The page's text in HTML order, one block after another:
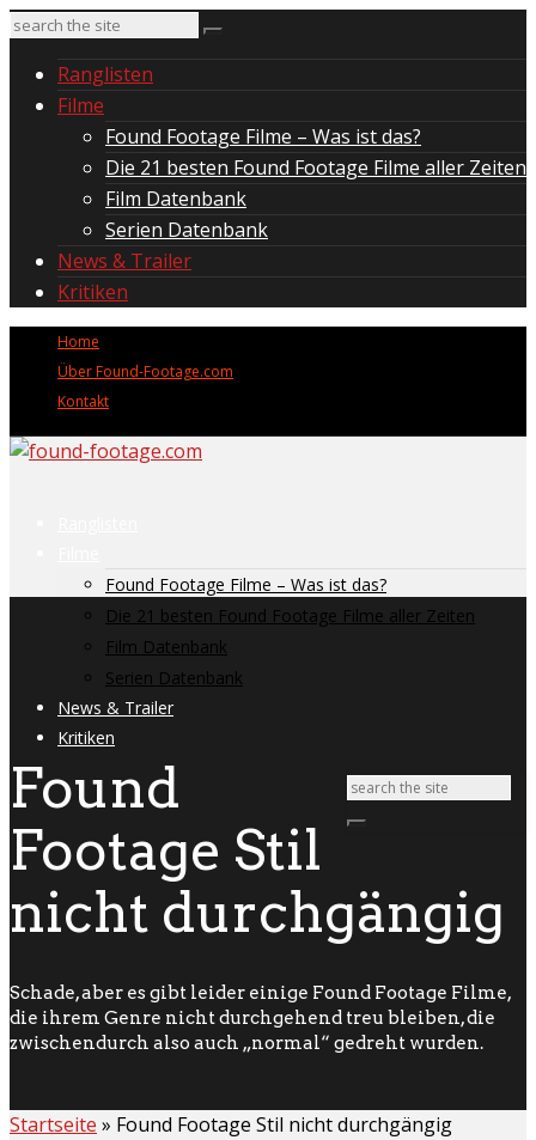
Ranglisten
Filme
Found Footage Filme – Was ist das?
Die 21 besten Found Footage Filme aller Zeiten
Film Datenbank
Serien Datenbank
News & Trailer
Kritiken
Home
Über Found-Footage.com
Kontakt
Found Footage Filme – Was ist das?
Die 21 besten Found Footage Filme aller Zeiten
Film Datenbank
Serien Datenbank
News & Trailer
Kritiken
Found
Footage Stil
nicht durchgängig
Schade, aber es gibt leider einige Found Footage Filme,
die ihrem Genre nicht durchgehend treu bleiben, die
zwischendurch also auch „normal“ gedreht wurden.
Startseite » Found Footage Stil nicht durchgängig